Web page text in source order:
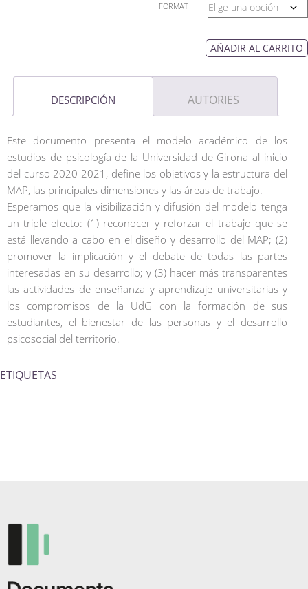
FORMAT
AÑADIR AL CARRITO
DESCRIPCIÓN AUTORIES
Este documento presenta el modelo académico de los
estudios de psicología de la Universidad de Girona al inicio
del curso 2020-2021, define los objetivos y la estructura del
MAP, las principales dimensiones y las áreas de trabajo.
Esperamos que la visibilización y difusión del modelo tenga
un triple efecto: (1) reconocer y reforzar el trabajo que se
está llevando a cabo en el diseño y desarrollo del MAP; (2)
promover la implicación y el debate de todas las partes
interesadas en su desarrollo; y (3) hacer más transparentes
las actividades de enseñanza y aprendizaje universitarias y
los compromisos de la UdG con la formación de sus
estudiantes, el bienestar de las personas y el desarrollo
psicosocial del territorio.
ETIQUETAS